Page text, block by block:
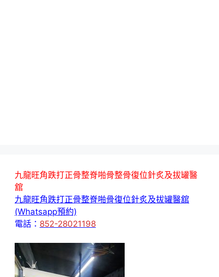
九龍旺角跌打正骨整脊啪骨整骨復位針炙及拔罐醫
舘
九龍旺角跌打正骨整脊啪骨復位針炙及拔罐醫舘
(Whatsapp預約)
電話： 852-28021198